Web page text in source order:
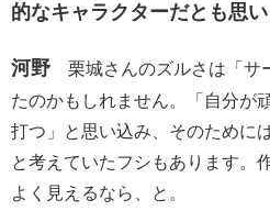
的なキャラクターだとも思い
河野 栗城さんのズルさは「サ
たのかもしれません。「自分が
打つ」と思い込み、そのために
と考えていたフシもあります。
よく見えるなら、と。